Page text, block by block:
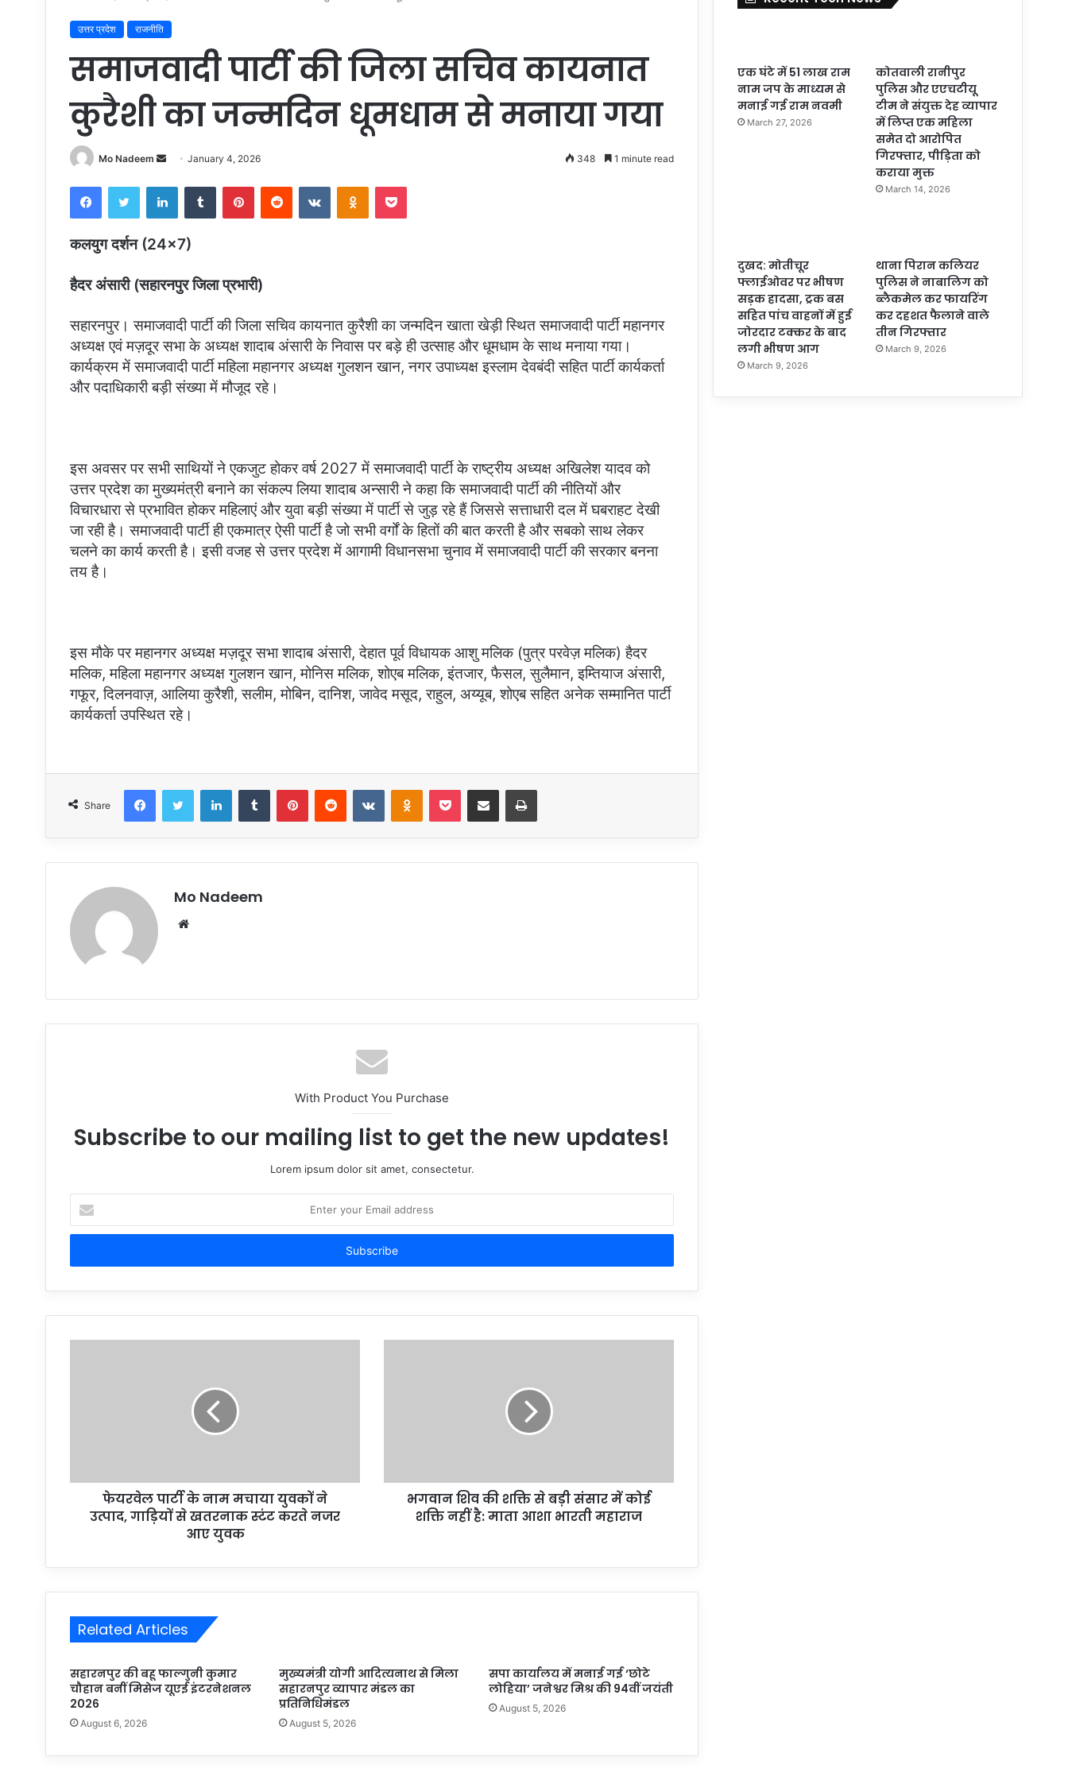
उत्तर प्रदेश राजनीति
समाजवादी पार्टी की जिला सचिव कायनात
कुरैशी का जन्मदिन धूमधाम से मनाया गया
Mo Nadeem
SendJanuary 4, 2026 348 1 minute read
FacebookTwitter LinkedInTumblr PinterestReddit VKontakteOdnoklassniki
Pocket
कलयुग दर्शन (24×7)
हैदर अंसारी (सहारनपुर जिला प्रभारी)
सहारनपुर। समाजवादी पार्टी की जिला सचिव कायनात कुरैशी का जन्मदिन खाता खेड़ी स्थित समाजवादी पार्टी महानगर
अध्यक्ष एवं मज़दूर सभा के अध्यक्ष शादाब अंसारी के निवास पर बड़े ही उत्साह और धूमधाम के साथ मनाया गया।
कार्यक्रम में समाजवादी पार्टी महिला महानगर अध्यक्ष गुलशन खान, नगर उपाध्यक्ष इस्लाम देवबंदी सहित पार्टी कार्यकर्ता
और पदाधिकारी बड़ी संख्या में मौजूद रहे।
इस अवसर पर सभी साथियों ने एकजुट होकर वर्ष 2027 में समाजवादी पार्टी के राष्ट्रीय अध्यक्ष अखिलेश यादव को
उत्तर प्रदेश का मुख्यमंत्री बनाने का संकल्प लिया शादाब अन्सारी ने कहा कि समाजवादी पार्टी की नीतियों और
विचारधारा से प्रभावित होकर महिलाएं और युवा बड़ी संख्या में पार्टी से जुड़ रहे हैं जिससे सत्ताधारी दल में घबराहट देखी
जा रही है। समाजवादी पार्टी ही एकमात्र ऐसी पार्टी है जो सभी वर्गों के हितों की बात करती है और सबको साथ लेकर
चलने का कार्य करती है। इसी वजह से उत्तर प्रदेश में आगामी विधानसभा चुनाव में समाजवादी पार्टी की सरकार बनना
तय है।
इस मौके पर महानगर अध्यक्ष मज़दूर सभा शादाब अंसारी, देहात पूर्व विधायक आशु मलिक (पुत्र परवेज़ मलिक) हैदर
मलिक, महिला महानगर अध्यक्ष गुलशन खान, मोनिस मलिक, शोएब मलिक, इंतजार, फैसल, सुलैमान, इम्तियाज अंसारी,
गफूर, दिलनवाज़, आलिया कुरैशी, सलीम, मोबिन, दानिश, जावेद मसूद, राहुल, अय्यूब, शोएब सहित अनेक सम्मानित पार्टी
कार्यकर्ता उपस्थित रहे।
Share
FacebookTwitter LinkedInTumblr PinterestReddit VKontakteOdnoklassniki
Pocket Share via Email Print
Mo Nadeem
Website
With Product You Purchase
Subscribe to our mailing list to get the new updates!
Lorem ipsum dolor sit amet, consectetur.
your
Email
फेयरवेल पार्टी के नाम मचाया युवकों ने
उत्पाद, गाड़ियों से खतरनाक स्टंट करते नजर
आए युवक
भगवान शिव की शक्ति से बड़ी संसार में कोई
शक्ति नहीं है: माता आशा भारती महाराज
Related Articles
सहारनपुर की बहू फाल्गुनी कुमार
चौहान बनीं मिसेज यूएई इंटरनेशनल
2026
August 6, 2026
मुख्यमंत्री योगी आदित्यनाथ से मिला
सहारनपुर व्यापार मंडल का
प्रतिनिधिमंडल
August 5, 2026
सपा कार्यालय में मनाई गई ‘छोटे
लोहिया’ जनेश्वर मिश्र की 94वीं जयंती
August 5, 2026
एक घंटे में 51 लाख राम
नाम जप के माध्यम से
मनाई गई राम नवमी
March 27, 2026
कोतवाली रानीपुर
पुलिस और एएचटीयू
टीम ने संयुक्त देह व्यापार
में लिप्त एक महिला
समेत दो आरोपित
गिरफ्तार, पीड़िता को
कराया मुक्त
March 14, 2026
दुखद: मोतीचूर
फ्लाईओवर पर भीषण
सड़क हादसा, ट्रक बस
सहित पांच वाहनों में हुई
जोरदार टक्कर के बाद
लगी भीषण आग
March 9, 2026
थाना पिरान कलियर
पुलिस ने नाबालिग को
ब्लैकमेल कर फायरिंग
कर दहशत फैलाने वाले
तीन गिरफ्तार
March 9, 2026